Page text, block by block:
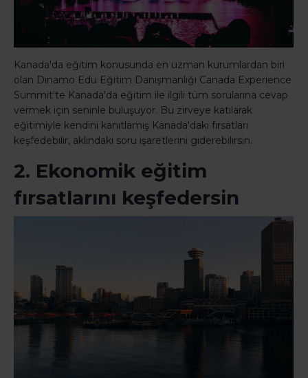
Kanada'da eğitim konusunda en uzman kurumlardan biri
olan Dinamo Edu Eğitim Danışmanlığı Canada Experience
Summit'te Kanada'da eğitim ile ilgili tüm sorularına cevap
vermek için seninle buluşuyor. Bu zirveye katılarak
eğitimiyle kendini kanıtlamış Kanada'daki fırsatları
keşfedebilir, aklındaki soru işaretlerini giderebilirsin.
2. Ekonomik eğitim
fırsatlarını keşfedersin